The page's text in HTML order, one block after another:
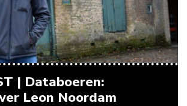
| Databoeren:
Leon Noordam